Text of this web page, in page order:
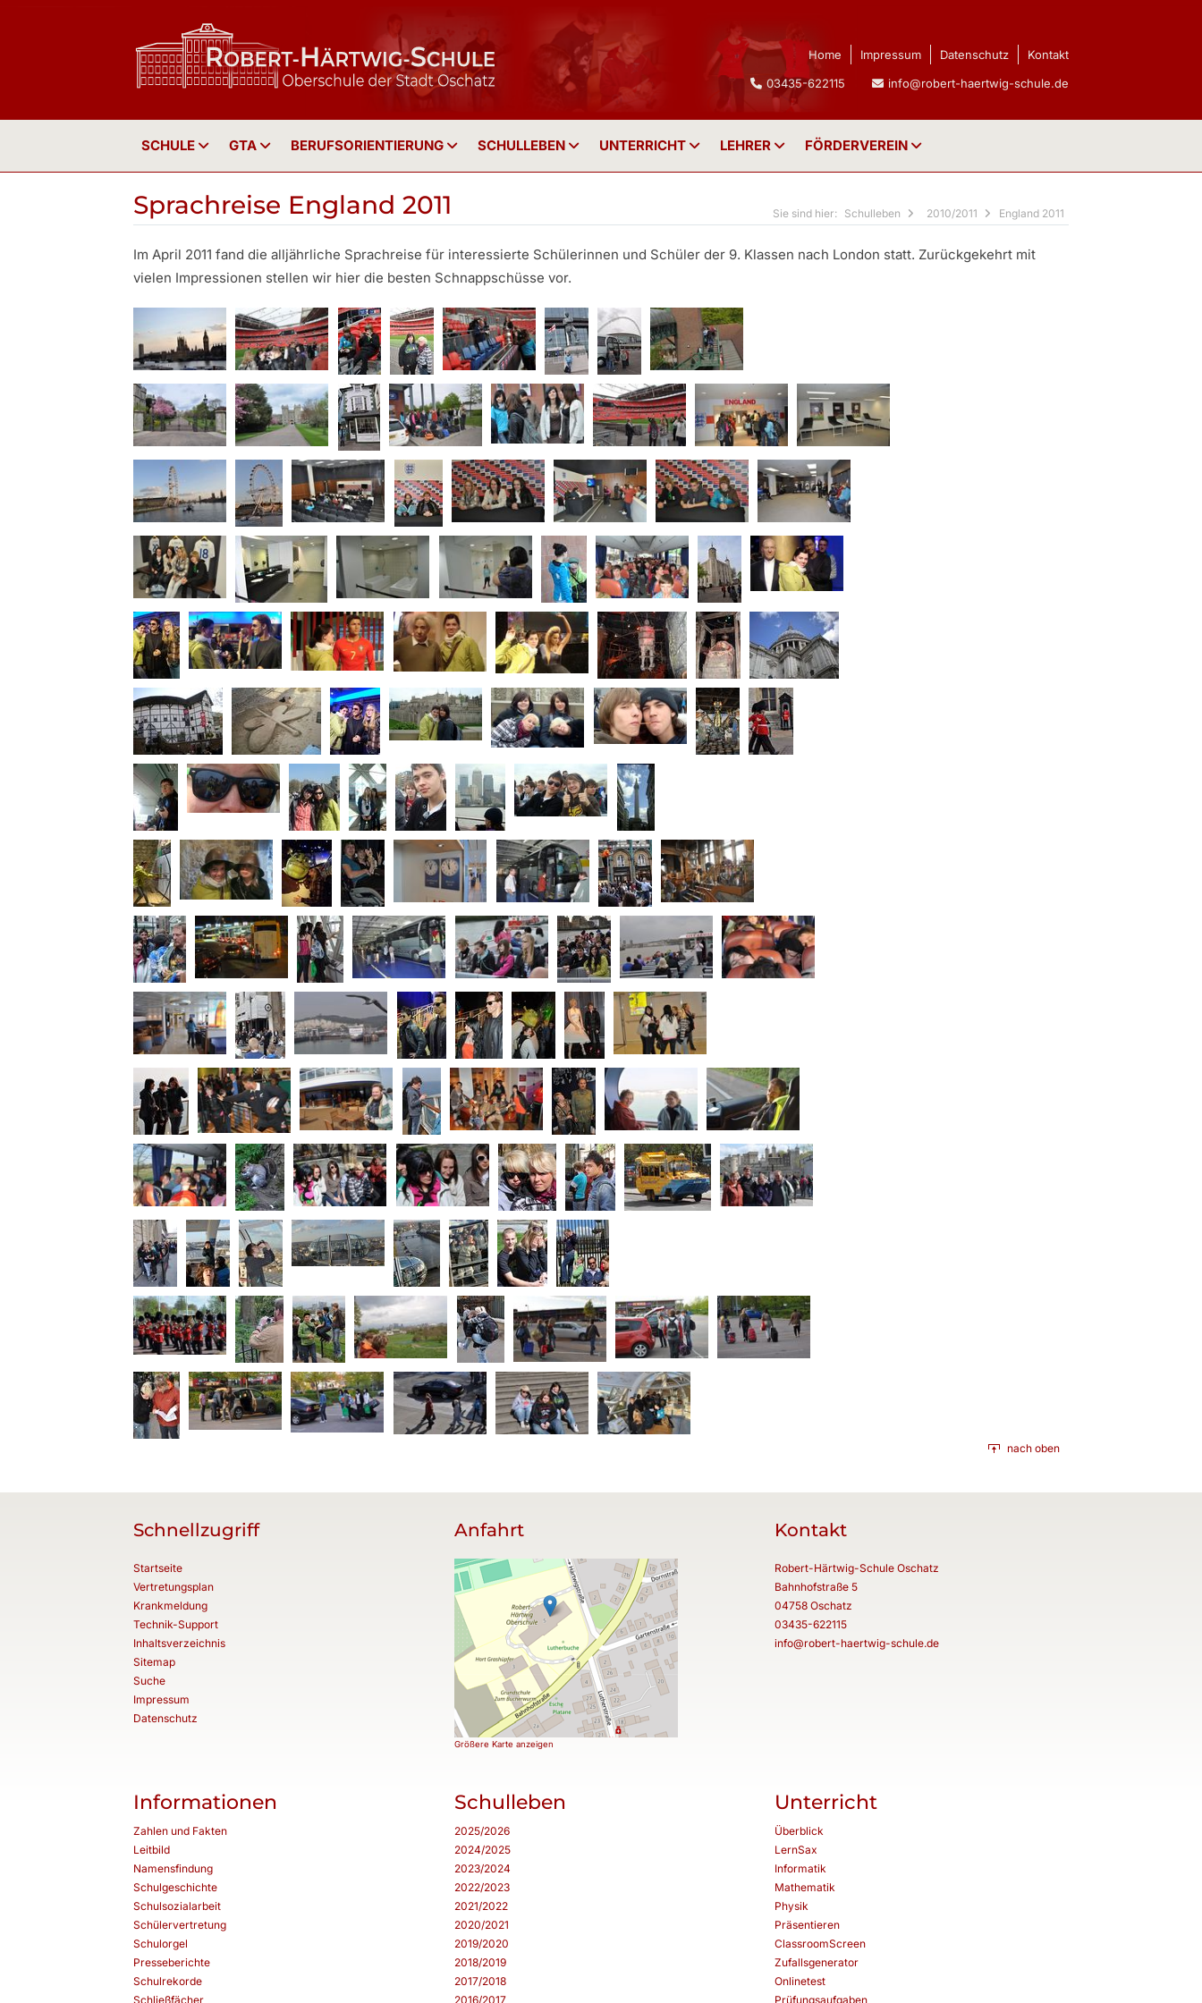
Home Impressum Datenschutz
Kontakt
03435-622115
info@robert-haertwig-schule.de
SCHULE GTA BERUFSORIENTIERUNG SCHULLEBEN UNTERRICHT LEHRER FÖRDERVEREIN
Sprachreise England 2011 Schulleben 2010/2011 England 2011
Im April 2011 fand die alljährliche Sprachreise für interessierte Schülerinnen und Schüler der 9. Klassen nach London statt. Zurückgekehrt mit
vielen Impressionen stellen wir hier die besten Schnappschüsse vor.
nach oben
Schnellzugriff
Startseite
Vertretungsplan
Krankmeldung
Technik-Support
Inhaltsverzeichnis
Sitemap
Suche
Impressum
Datenschutz
Anfahrt
Größere Karte anzeigen
Kontakt
Robert-Härtwig-Schule Oschatz
Bahnhofstraße 5
04758 Oschatz
03435-622115
info@robert-haertwig-schule.de
Informationen
Zahlen und Fakten
Leitbild
Namensfindung
Schulgeschichte
Schulsozialarbeit
Schülervertretung
Schulorgel
Presseberichte
Schulrekorde
Schließfächer
Schulleben
2025/2026
2024/2025
2023/2024
2022/2023
2021/2022
2020/2021
2019/2020
2018/2019
2017/2018
2016/2017
Unterricht
Überblick
LernSax
Informatik
Mathematik
Physik
Präsentieren
ClassroomScreen
Zufallsgenerator
Onlinetest
Prüfungsaufgaben